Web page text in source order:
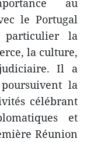
au
le Portugal
particulier la
la culture,
Il a
la
célébrant
et
Réunion